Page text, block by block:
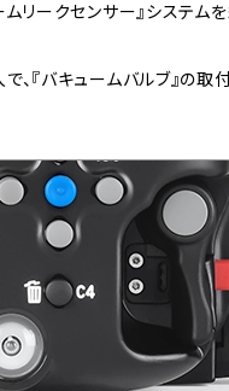
ムリークセンサー』システム
、『バキュームバルブ』の取